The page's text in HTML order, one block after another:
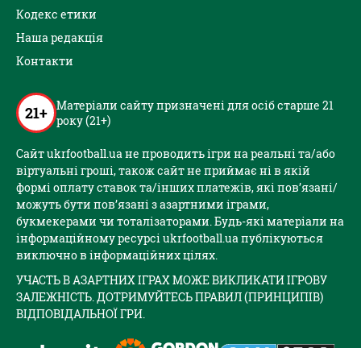
Кодекс етики
Наша редакція
Контакти
21+ Матеріали сайту призначені для осіб старше 21
року (21+)
Сайт ukrfootball.ua не проводить ігри на реальні та/або
віртуальні гроші, також сайт не приймає ні в якій
формі оплату ставок та/інших платежів, які пов’язані/
можуть бути пов’язані з азартними іграми,
букмекерами чи тоталізаторами. Будь-які матеріали на
інформаційному ресурсі ukrfootball.ua публікуються
виключно в інформаційних цілях.
УЧАСТЬ В АЗАРТНИХ ІГРАХ МОЖЕ ВИКЛИКАТИ ІГРОВУ
ЗАЛЕЖНІСТЬ. ДОТРИМУЙТЕСЬ ПРАВИЛ (ПРИНЦИПІВ)
ВІДПОВІДАЛЬНОЇ ГРИ.